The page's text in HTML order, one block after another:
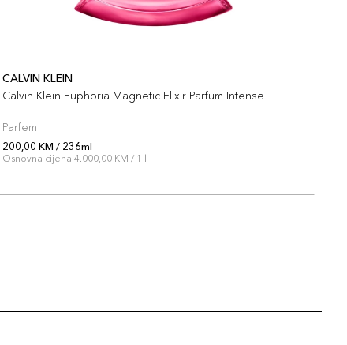
CALVIN KLEIN
Calvin Klein Euphoria Magnetic Elixir Parfum Intense
Parfem
200,00 KM / 236ml
Osnovna cijena 4.000,00 KM / 1 l